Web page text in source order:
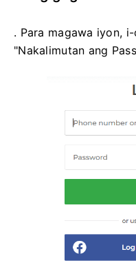
. Para magawa iyon,
"Nakalimutan ang